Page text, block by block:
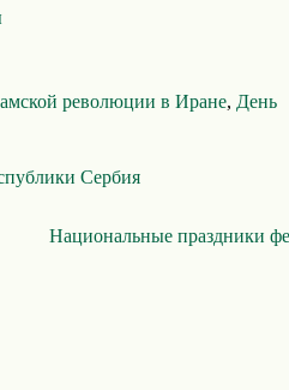
революции в Иране, День
Сербия
Национальные праздники